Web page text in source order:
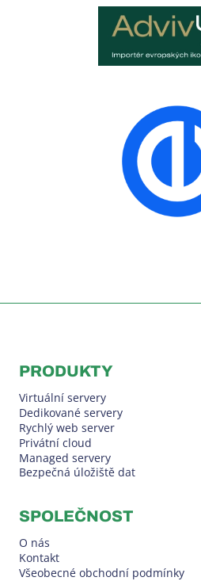
PRODUKTY
Virtuální servery
Dedikované servery
Rychlý web server
Privátní cloud
Managed servery
Bezpečná úložiště dat
SPOLEČNOST
O nás
Kontakt
Všeobecné obchodní podmínky